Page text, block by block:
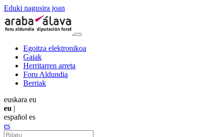
Eduki nagusira joan
Egoitza elektronikoa
Gaiak
Herritarren arreta
Foru Aldundia
Berriak
euskara eu
eu |
español es
es